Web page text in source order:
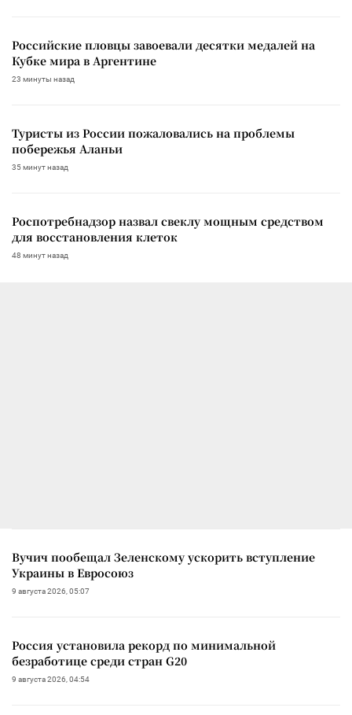
Российские пловцы завоевали десятки медалей на
Кубке мира в Аргентине
23 минуты назад
Туристы из России пожаловались на проблемы
побережья Аланьи
35 минут назад
Роспотребнадзор назвал свеклу мощным средством
для восстановления клеток
48 минут назад
Вучич пообещал Зеленскому ускорить вступление
Украины в Евросоюз
9 августа 2026, 05:07
Россия установила рекорд по минимальной
безработице среди стран G20
9 августа 2026, 04:54